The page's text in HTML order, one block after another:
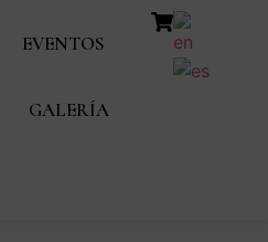
EVENTOS
GALERÍA